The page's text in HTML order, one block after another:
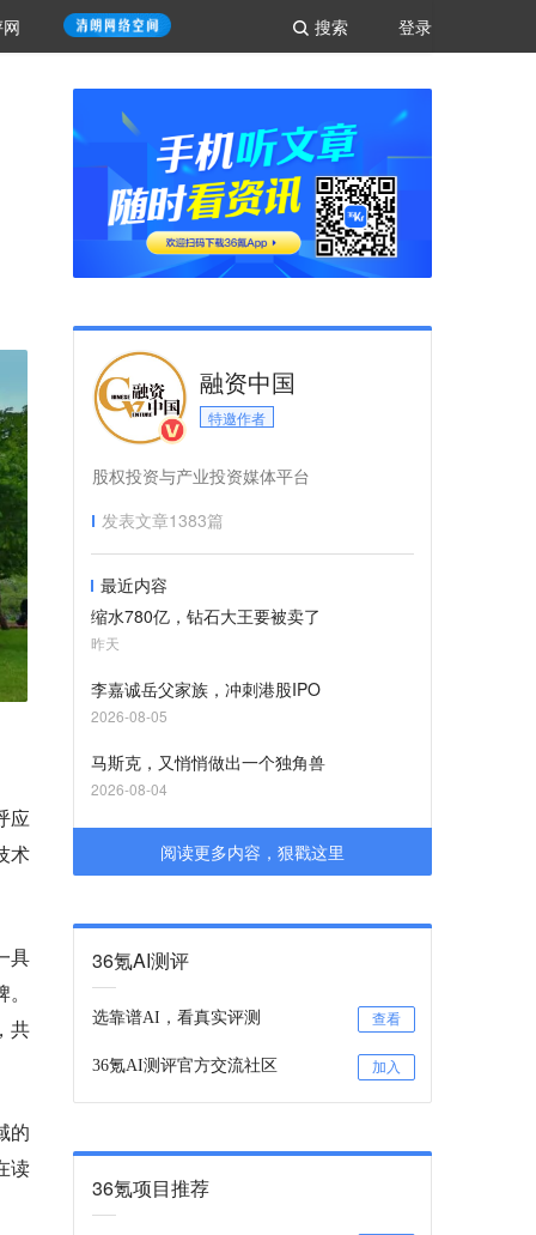
登录
搜索
应
术
具
共
的
读
融资中国
特邀作者
股权投资与产业投资媒体平台
发表文章1383篇
最近内容
缩水780亿，钻石大王要被卖了
昨天
李嘉诚岳父家族，冲刺港股IPO
2026-08-05
马斯克，又悄悄做出一个独角兽
2026-08-04
阅读更多内容，狠戳这里
36氪AI测评
选靠谱AI，看真实评测 查看
36氪AI测评官方交流社区 加入
36氪项目推荐